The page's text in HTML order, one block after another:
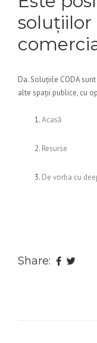
soluțiilor
Da. Soluțiile CODA
alte spații publice, cu
Acasă
Resurse
De vorba cu
Share: